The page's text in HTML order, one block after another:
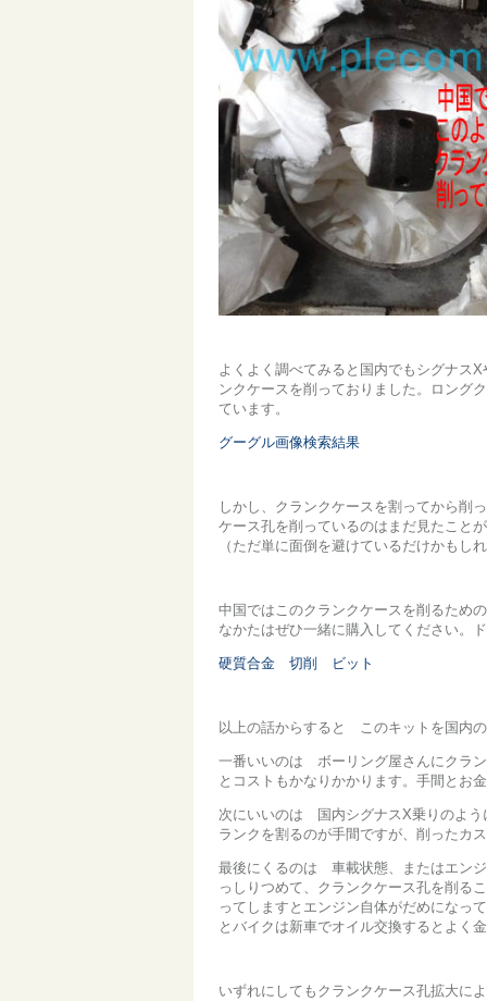
よくよく調べてみると国内でもシグナス
ンクケースを削っておりました。ロング
ています。
グーグル画像検索結果
しかし、クランクケースを割ってから削
ケース孔を削っているのはまだ見たこと
（ただ単に面倒を避けているだけかもし
中国ではこのクランクケースを削るため
なかたはぜひ一緒に購入してください。
硬質合金 切削 ビット
以上の話からすると このキットを国内
一番いいのは ボーリング屋さんにクラ
とコストもかなりかかります。手間とお
次にいいのは 国内シグナスX乗りのよ
ランクを割るのが手間ですが、削ったカ
最後にくるのは 車載状態、またはエン
っしりつめて、クランクケース孔を削る
ってしますとエンジン自体がだめになっ
とバイクは新車でオイル交換するとよく
いずれにしてもクランクケース孔拡大に